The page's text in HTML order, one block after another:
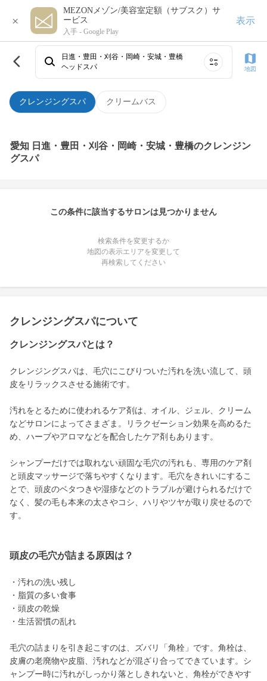
×
MEZONメゾン/美容室定額（サブスク）サ
ービス
入手 - Google Play
表示
クレンジングスパ クリームバス
日進・豊田・刈谷・岡崎・安城・豊橋
ヘッドスパ
地図
愛知 日進・豊田・刈谷・岡崎・安城・豊橋のクレンジン
グスパ
この条件に該当するサロンは見つかりません
検索条件を変更するか
地図の表示エリアを変更して
再検索してください
クレンジングスパについて
クレンジングスパとは？
クレンジングスパは、毛穴にこびりついた汚れを洗い流して、頭
皮をリラックスさせる施術です。
汚れをとるために使われるケア剤は、オイル、ジェル、クリーム
などサロンによってさまざま。リラクゼーション効果を高めるた
め、ハーブやアロマなどを配合したケア剤もあります。
シャンプーだけでは取れない頑固な毛穴の汚れも、専用のケア剤
と頭皮マッサージで落ちやすくなります。毛穴をきれいにするこ
とで、頭皮のベタつきや湿疹などのトラブルが避けられるだけで
なく、髪の毛も本来の太さやコシ、ハリやツヤが取り戻せるので
す。
頭皮の毛穴が詰まる原因は？
・汚れの洗い残し
・脂質の多い食事
・頭皮の乾燥
・生活習慣の乱れ
毛穴の詰まりを引き起こすのは、ズバリ「角栓」です。角栓は、
皮膚の老廃物や皮脂、汚れなどが混ざり合ってできています。シ
ャンプー時に汚れがしっかり落としきれないと、角栓ができやす